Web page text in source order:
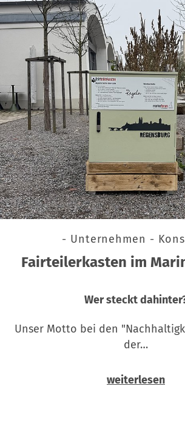
- Unternehmen -
Fairteilerkasten im
Wer steckt
Unser Motto bei den
der…
weiterlesen